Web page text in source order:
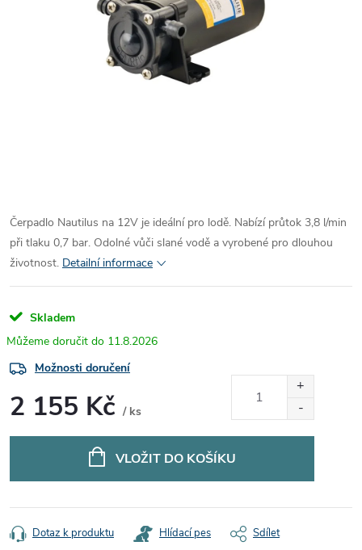
Čerpadlo Nautilus na 12V je ideální pro lodě. Nabízí průtok 3,8 l/min
při tlaku 0,7 bar. Odolné vůči slané vodě a vyrobené pro dlouhou
životnost. Detailní informace
Skladem
11.8.2026
Možnosti doručení
2 155 Kč / ks
VLOŽIT DO KOŠÍKU
Dotaz k produktu Hlídací pes Sdílet